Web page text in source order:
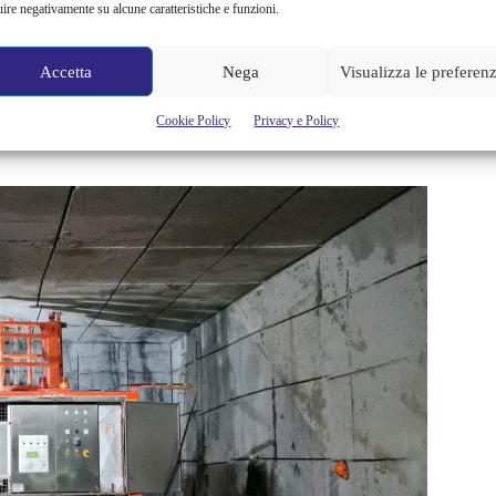
negativamente su alcune caratteristiche e funzioni.
Accetta Nega Visualizza le
Cookie Policy Privacy e Policy
, termine ultimo per la presentazione delle candidature via